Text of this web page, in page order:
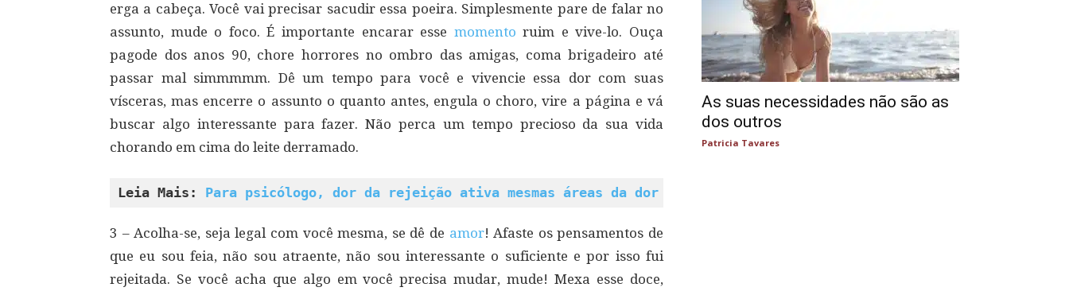
erga a cabeça. Você vai precisar sacudir essa poeira. Simplesmente pare de falar no
assunto, mude o foco. É importante encarar esse momentoruim e vive-lo. Ouça
pagode dos anos 90, chore horrores no ombro das amigas, coma brigadeiro até
passar mal simmmmm. Dê um tempo para você e vivencie essa dor com suas
vísceras, mas encerre o assunto o quanto antes, engula o choro, vire a página e vá
buscar algo interessante para fazer. Não perca um tempo precioso da sua vida
chorando em cima do leite derramado.
Leia Mais: Para psicólogo, dor da rejeição ativa mesmas áreas da dor física
3 – Acolha-se, seja legal com você mesma, se dê de amor! Afaste os pensamentos de
que eu sou feia, não sou atraente, não sou interessante o suficiente e por isso fui
rejeitada. Se você acha que algo em você precisa mudar, mude! Mexa esse doce,
As suas necessidades não são as
dos outros
Patricia Tavares